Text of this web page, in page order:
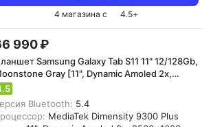
4 магазина с 4.5+
990 ₽
Samsung Galaxy Tab S11 11" 12/128Gb,
Gray [11", Dynamic Amoled 2x,
Bluetooth: 5.4
MediaTek Dimensity 9300 Plus